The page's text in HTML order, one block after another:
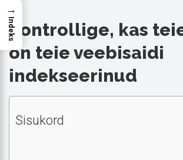
Kontrollige, kas
on teie veebisaidi
indekseerinud
Sisukord
→
Indeks